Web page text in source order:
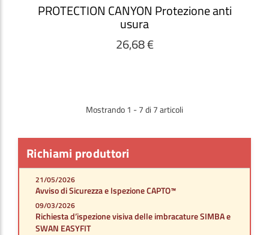
Richiami produttori
21/05/2026
Avviso di Sicurezza e Ispezione CAPTO™
09/03/2026
Richiesta d’ispezione visiva delle imbracature SIMBA e
SWAN EASYFIT
PROTECTION CANYON Protezione anti
usura
26,68 €
Mostrando 1 - 7 di 7 articoli